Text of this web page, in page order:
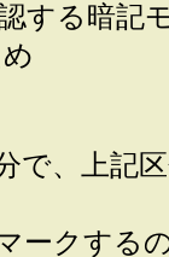
する暗記
で、上記
ークする